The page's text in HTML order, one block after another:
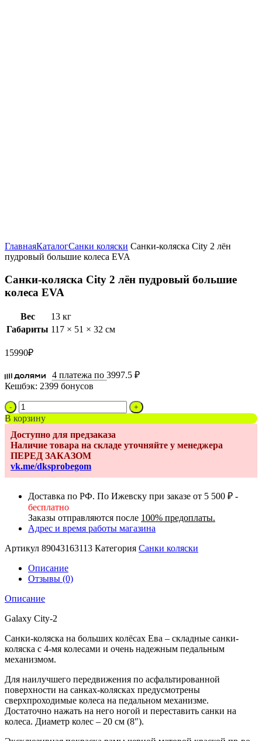
ГлавнаяКаталогСанки коляски Санки-коляска City 2 лён
пудровый большие колеса EVA
Санки-коляска City 2 лён пудровый большие
колеса EVA
Вес
13 кг
Габариты 117 × 51 × 32 см
15990₽
4 платежа по 3997.5 ₽
Кешбэк: 2399 бонусов
Количество
товара
Санки-
коляска
City
2
лён
пудровый
колеса
EVA
В корзину
Доступно для предзаказа
Наличие товара на складе уточняйте у менеджера
ПЕРЕД ЗАКАЗОМ
vk.me/dksprobegom
Доставка по РФ. По Ижевску при заказе от 5 500 ₽ -
бесплатно
Заказы отправляются после 100% предоплаты.
Адрес и время работы магазина
Артикул 89043163113 Категория Санки коляски
Описание
Отзывы (0)
Описание
Galaxy City-2
Санки-коляска на больших колёсах Ева – складные санки-
коляска с 4-мя колесами и очень надежным педальным
механизмом.
Для наилучшего передвижения по асфальтированной
поверхности на санках-колясках предусмотрены
сверхпроходимые колеса на педальном механизме.
Достаточно нажать на него ногой и переставить санки на
колеса. Диаметр колес – 20 см (8″).